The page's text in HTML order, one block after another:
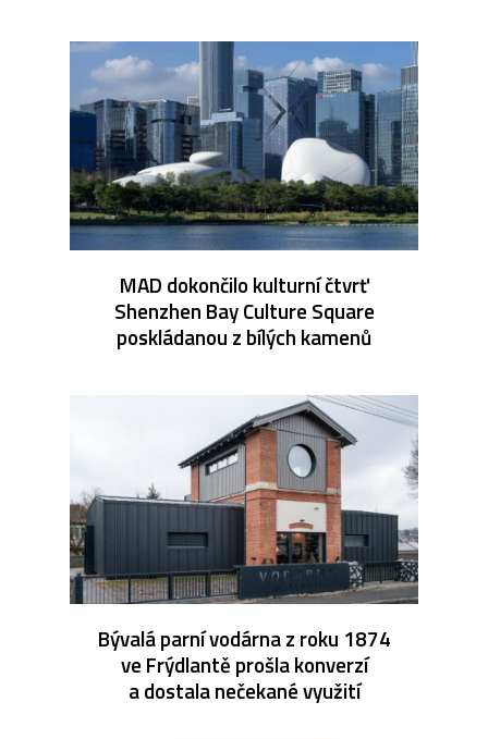
MAD dokončilo kulturní čtvrť
Shenzhen Bay Culture Square
poskládanou z bílých kamenů
Bývalá parní vodárna z roku 1874
ve Frýdlantě prošla konverzí
a dostala nečekané využití